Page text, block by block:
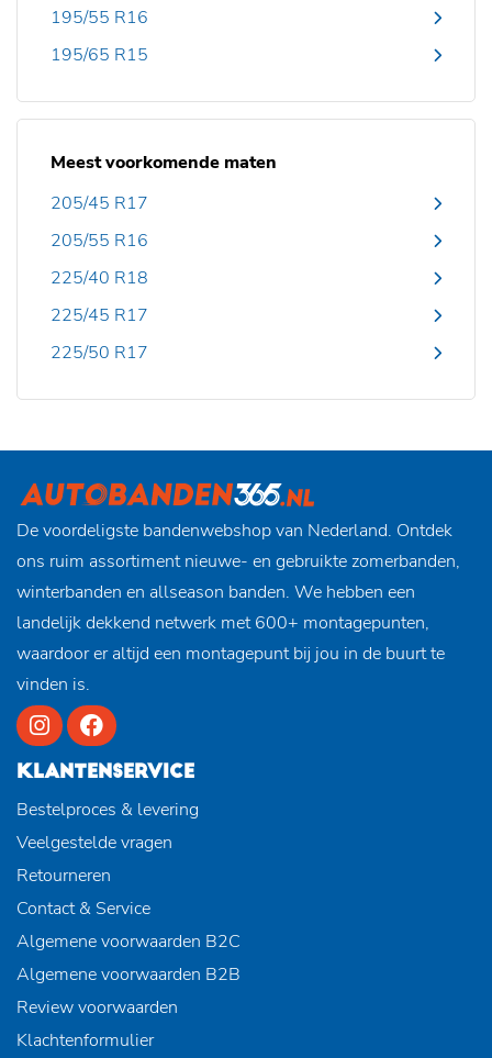
195/55 R16
195/65 R15
Meest voorkomende maten
205/45 R17
205/55 R16
225/40 R18
225/45 R17
225/50 R17
De voordeligste bandenwebshop van Nederland. Ontdek
ons ruim assortiment nieuwe- en gebruikte zomerbanden,
winterbanden en allseason banden. We hebben een
landelijk dekkend netwerk met 600+ montagepunten,
waardoor er altijd een montagepunt bij jou in de buurt te
vinden is.
KLANTENSERVICE
Bestelproces & levering
Veelgestelde vragen
Retourneren
Contact & Service
Algemene voorwaarden B2C
Algemene voorwaarden B2B
Review voorwaarden
Klachtenformulier